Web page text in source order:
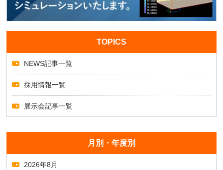
TOPICS
NEWS記事一覧
採用情報一覧
展示会記事一覧
月別・年度別
2026年8月